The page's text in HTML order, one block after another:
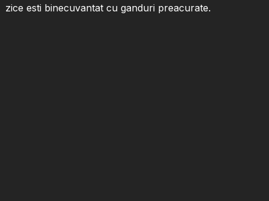
zice esti binecuvantat cu ganduri preacurate.